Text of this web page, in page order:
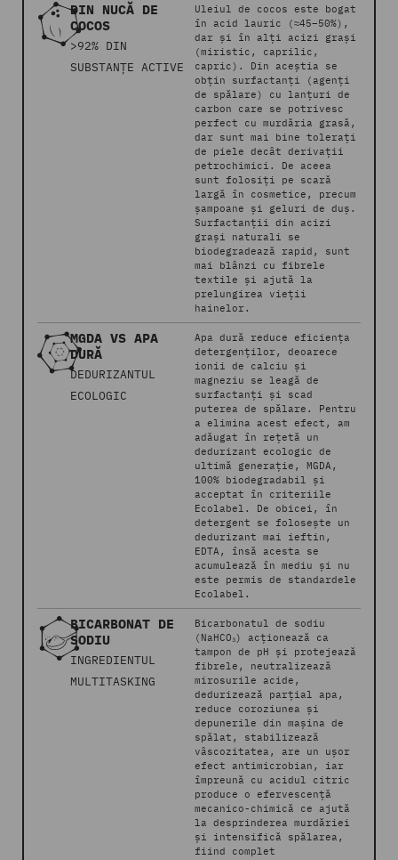
DIN NUCĂ DE
COCOS
>92% DIN
SUBSTANȚE ACTIVE
Uleiul de cocos este bogat
în acid lauric (≈45–50%),
dar și în alți acizi grași
(miristic, caprilic,
capric). Din aceștia se
obțin surfactanți (agenți
de spălare) cu lanțuri de
carbon care se potrivesc
perfect cu murdăria grasă,
dar sunt mai bine tolerați
de piele decât derivații
petrochimici. De aceea
sunt folosiți pe scară
largă în cosmetice, precum
șampoane și geluri de duș.
Surfactanții din acizi
grași naturali se
biodegradează rapid, sunt
mai blânzi cu fibrele
textile și ajută la
prelungirea vieții
hainelor.
MGDA VS APA
DURĂ
DEDURIZANTUL
ECOLOGIC
Apa dură reduce eficiența
detergenților, deoarece
ionii de calciu și
magneziu se leagă de
surfactanți și scad
puterea de spălare. Pentru
a elimina acest efect, am
adăugat în rețetă un
dedurizant ecologic de
ultimă generație, MGDA,
100% biodegradabil și
acceptat în criteriile
Ecolabel. De obicei, în
detergent se folosește un
dedurizant mai ieftin,
EDTA, însă acesta se
acumulează în mediu și nu
este permis de standardele
Ecolabel.
BICARBONAT DE
SODIU
INGREDIENTUL
MULTITASKING
Bicarbonatul de sodiu
(NaHCO₃) acționează ca
tampon de pH și protejează
fibrele, neutralizează
mirosurile acide,
dedurizează parțial apa,
reduce coroziunea și
depunerile din mașina de
spălat, stabilizează
vâscozitatea, are un ușor
efect antimicrobian, iar
împreună cu acidul citric
produce o efervescență
mecanico-chimică ce ajută
la desprinderea murdăriei
și intensifică spălarea,
fiind complet